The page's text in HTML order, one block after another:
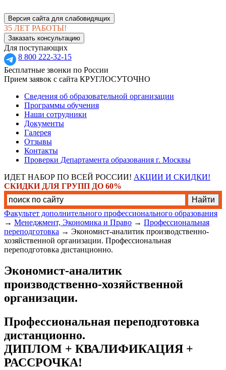
Версия сайта для слабовидящих
35 ЛЕТ РАБОТЫ!
Заказать консультацию
Для поступающих
8 800 222-32-15
Бесплатные звонки по России
Прием заявок с сайта КРУГЛОСУТОЧНО
Сведения об образовательной организации
Программы обучения
Наши сотрудники
Документы
Галерея
Отзывы
Контакты
Проверки Департамента образования г. Москвы
ИДЕТ НАБОР ПО ВСЕЙ РОССИИ! АКЦИИ И СКИДКИ!
СКИДКИ ДЛЯ ГРУПП ДО 60%
Факультет дополнительного профессионального образования
→ Менеджмент, Экономика и Право → Профессиональная
переподготовка → Экономист-аналитик производственно-
хозяйственной организации. Профессиональная
переподготовка дистанционно.
Экономист-аналитик
производственно-хозяйственной
организации.
Профессиональная переподготовка
дистанционно.
ДИПЛОМ + КВАЛИФИКАЦИЯ +
РАССРОЧКА!